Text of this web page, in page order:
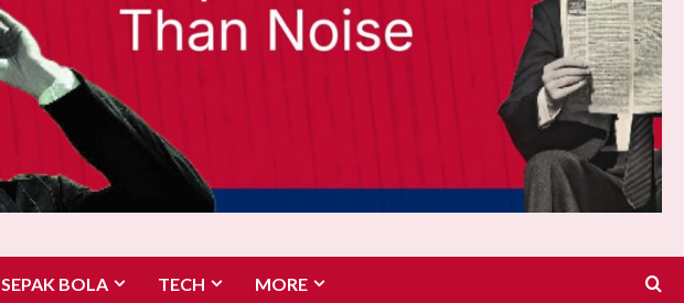
SEPAK BOLA TECH MORE